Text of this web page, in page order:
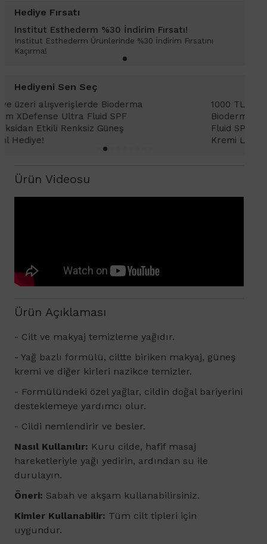
Hediye Fırsatı
Institut Esthederm %30 İndirim Fırsatı!
Institut Esthederm Ürünlerinde %30 İndirim Fırsatını
Kaçırma!
Hediyeni Sen Seç
1000 TL ve üzeri alışverişlerinizde
Bioderma Photoderm XDefense Ultra
Fluid SPF 50+ Antioksidan Renkli Güneş
Kremi Light 2ml hediye!
Ürün Videosu
Ürün Açıklaması
- Cilt ve makyaj temizleme yağıdır.
- Yağ bazlı formülü, ciltte biriken makyaj, güneş
kremi ve diğer kirleri nazikce temizler.
- Formülündeki özel yağlar, cildin doğal bariyerini
desteklemeye yardımcı olur.
- Cildi nemlendirir ve besler.
Nasıl Kullanılır: Kuru cilde, hafif masaj
hareketleriyle yağı yedirin, ardından su ile
durulayın.
Öneri: Sabah ve akşam kullanabilirsiniz.
Kimler Kullanabilir: Tüm cilt tipleri için
uygundur.